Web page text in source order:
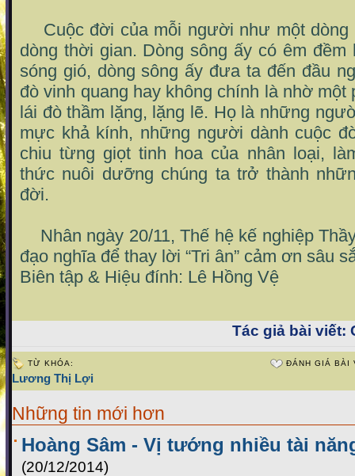
Cuộc đời của mỗi người như một dòng
dòng thời gian. Dòng sông ấy có êm đềm
sóng gió, dòng sông ấy đưa ta đến đầu
đò vinh quang hay không chính là nhờ
lái đò thầm lặng, lặng lẽ. Họ là những
mực khả kính, những người dành cuộc
chiu từng giọt tinh hoa của nhân loại,
thức nuôi dưỡng chúng ta trở thành
đời.
Nhân ngày 20/11, Thế hệ kế nghiệp
đạo nghĩa để thay lời “Tri ân” cảm ơn sâu
Biên tập & Hiệu đính: Lê Hồng Vệ
Tác giả bài viết:
TỪ KHÓA:
Lương Thị Lợi
ĐÁNH GIÁ BÀI
Những tin mới hơn
Hoàng Sâm - Vị tướng nhiều tài
(20/12/2014)